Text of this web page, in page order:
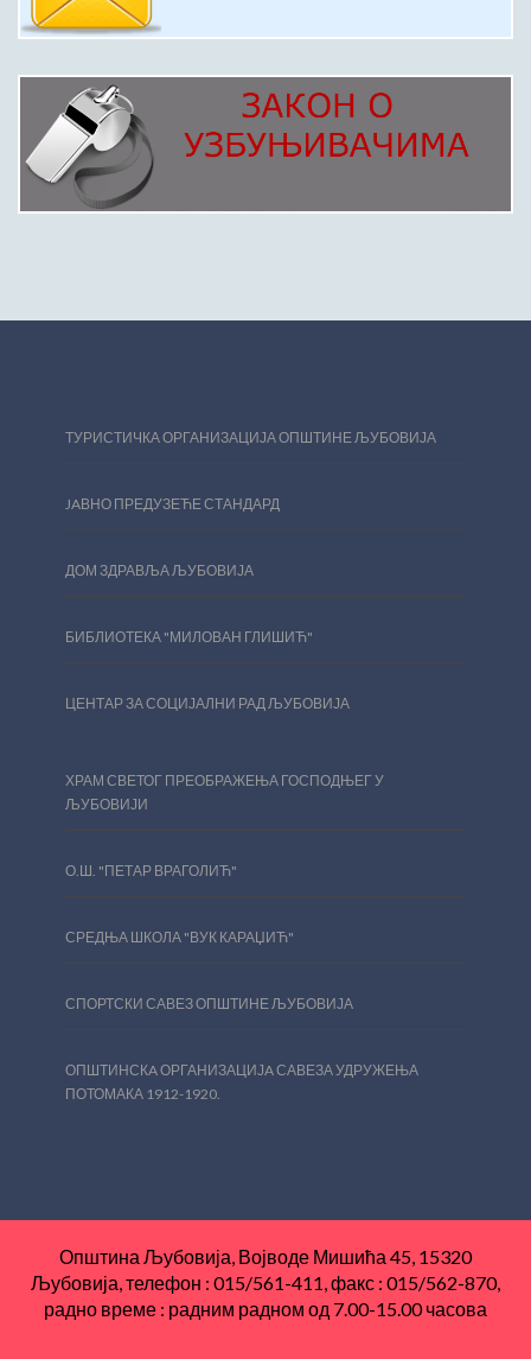
ТУРИСТИЧКА ОРГАНИЗАЦИЈА ОПШТИНЕ ЉУБОВИЈА
JAВНО ПРЕДУЗЕЋЕ СТАНДАРД
ДОМ ЗДРАВЉА ЉУБОВИЈА
БИБЛИОТЕКА "МИЛОВАН ГЛИШИЋ"
ЦЕНТАР ЗА СОЦИЈАЛНИ РАД ЉУБОВИЈА
ХРАМ СВЕТОГ ПРЕОБРАЖЕЊА ГОСПОДЊЕГ У
ЉУБОВИЈИ
О.Ш. "ПЕТАР ВРАГОЛИЋ"
СРЕДЊА ШКОЛА "ВУК КАРАЏИЋ"
СПОРТСКИ САВЕЗ ОПШТИНЕ ЉУБОВИЈА
ОПШТИНСКA ОРГАНИЗАЦИЈA САВЕЗА УДРУЖЕЊА
ПОТОМАКА 1912-1920.
Општина Љубовија, Војводе Мишића 45, 15320
Љубовија, телефон : 015/561-411, факс : 015/562-870,
радно време : радним радном од 7.00-15.00 часова